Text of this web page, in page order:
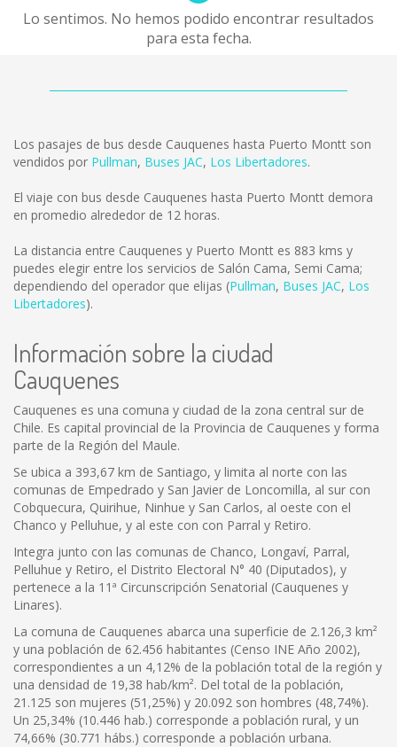
Lo sentimos. No hemos podido encontrar resultados
para esta fecha.
Los pasajes de bus desde Cauquenes hasta Puerto Montt son
vendidos por Pullman, Buses JAC, Los Libertadores.
El viaje con bus desde Cauquenes hasta Puerto Montt demora
en promedio alrededor de 12 horas.
La distancia entre Cauquenes y Puerto Montt es 883 kms y
puedes elegir entre los servicios de Salón Cama, Semi Cama;
dependiendo del operador que elijas (Pullman, Buses JAC, Los
Libertadores).
Información sobre la ciudad
Cauquenes
Cauquenes es una comuna y ciudad de la zona central sur de
Chile. Es capital provincial de la Provincia de Cauquenes y forma
parte de la Región del Maule.
Se ubica a 393,67 km de Santiago, y limita al norte con las
comunas de Empedrado y San Javier de Loncomilla, al sur con
Cobquecura, Quirihue, Ninhue y San Carlos, al oeste con el
Chanco y Pelluhue, y al este con con Parral y Retiro.
Integra junto con las comunas de Chanco, Longaví, Parral,
Pelluhue y Retiro, el Distrito Electoral N° 40 (Diputados), y
pertenece a la 11ª Circunscripción Senatorial (Cauquenes y
Linares).
La comuna de Cauquenes abarca una superficie de 2.126,3 km²
y una población de 62.456 habitantes (Censo INE Año 2002),
correspondientes a un 4,12% de la población total de la región y
una densidad de 19,38 hab/km². Del total de la población,
21.125 son mujeres (51,25%) y 20.092 son hombres (48,74%).
Un 25,34% (10.446 hab.) corresponde a población rural, y un
74,66% (30.771 hábs.) corresponde a población urbana.